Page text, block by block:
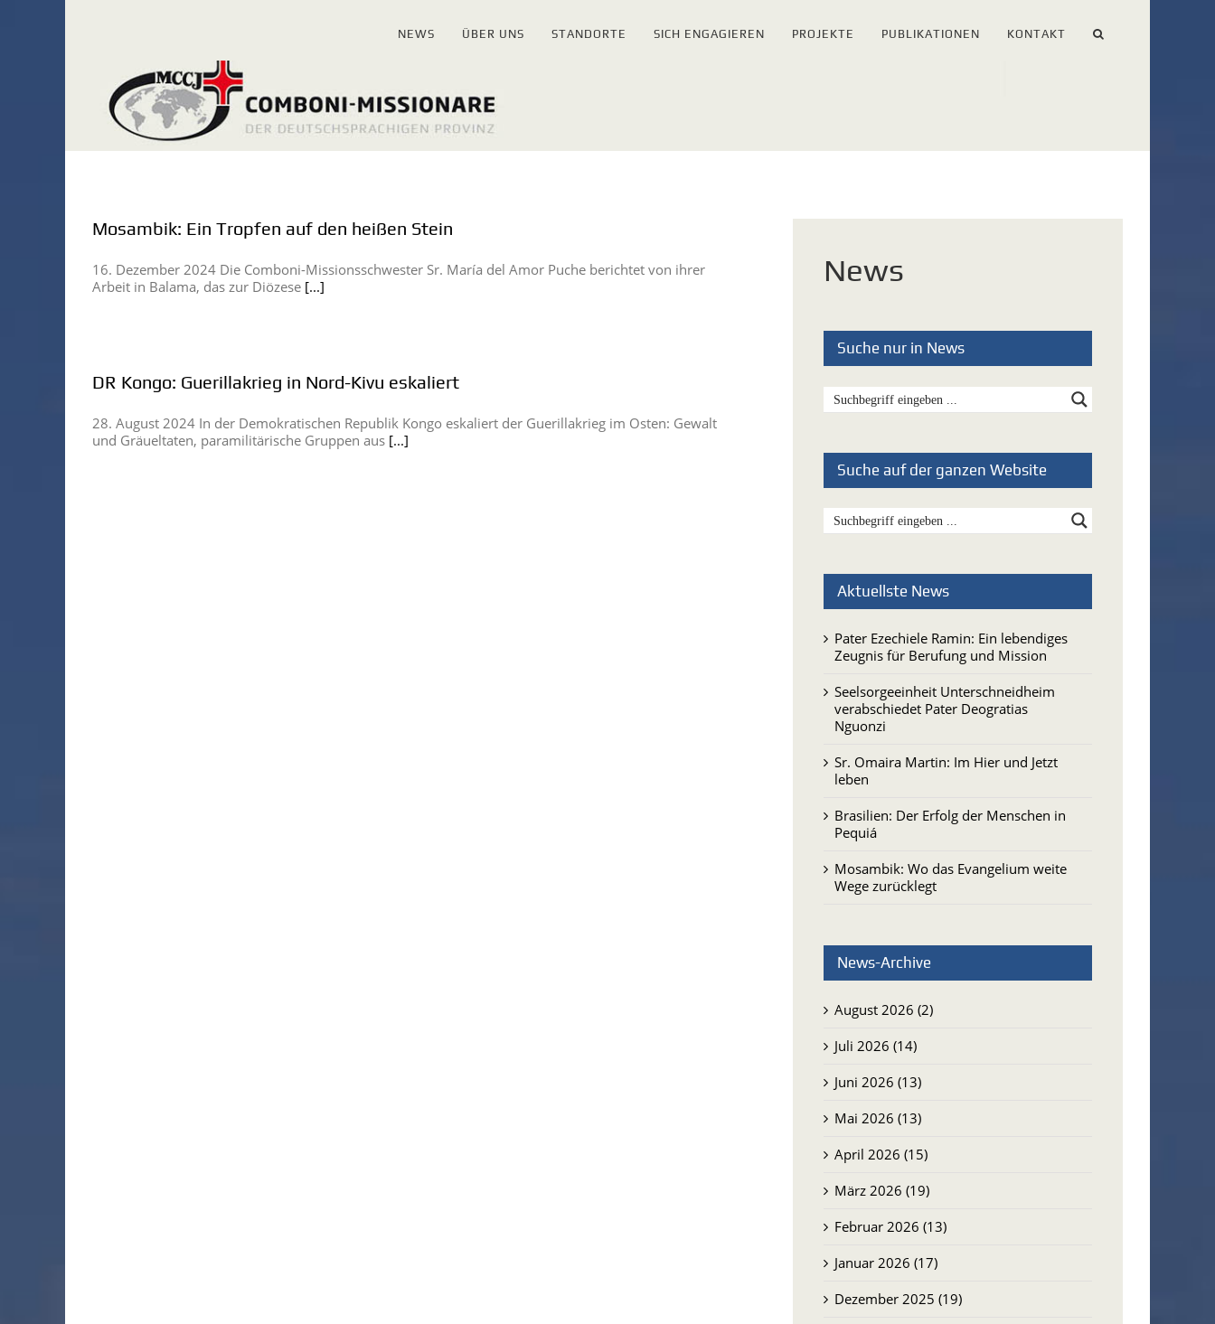
NEWS ÜBER UNS STANDORTE SICH ENGAGIEREN PROJEKTE PUBLIKATIONEN KONTAKT
Mosambik: Ein Tropfen auf den heißen Stein
16. Dezember 2024 Die Comboni-Missionsschwester Sr. María del Amor Puche berichtet von ihrer
Arbeit in Balama, das zur Diözese [...]
DR Kongo: Guerillakrieg in Nord-Kivu eskaliert
28. August 2024 In der Demokratischen Republik Kongo eskaliert der Guerillakrieg im Osten: Gewalt
und Gräueltaten, paramilitärische Gruppen aus [...]
News
Suche nur in News
Suche auf der ganzen Website
Aktuellste News
Pater Ezechiele Ramin: Ein lebendiges
Zeugnis für Berufung und Mission
Seelsorgeeinheit Unterschneidheim
verabschiedet Pater Deogratias
Nguonzi
Sr. Omaira Martin: Im Hier und Jetzt
leben
Brasilien: Der Erfolg der Menschen in
Pequiá
Mosambik: Wo das Evangelium weite
Wege zurücklegt
News-Archive
August 2026 (2)
Juli 2026 (14)
Juni 2026 (13)
Mai 2026 (13)
April 2026 (15)
März 2026 (19)
Februar 2026 (13)
Januar 2026 (17)
Dezember 2025 (19)